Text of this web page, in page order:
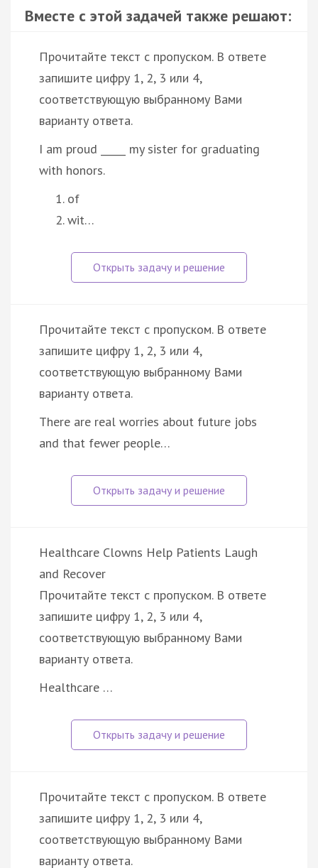
Вместе с этой задачей также решают:
Прочитайте текст с пропуском. В ответе
запишите цифру 1, 2, 3 или 4,
соответствующую выбранному Вами
варианту ответа.
I am proud _____ my sister for graduating
with honors.
of
wit…
Прочитайте текст с пропуском. В ответе
запишите цифру 1, 2, 3 или 4,
соответствующую выбранному Вами
варианту ответа.
There are real worries about future jobs
and that fewer people…
Healthcare Clowns Help Patients Laugh
and Recover
Прочитайте текст с пропуском. В ответе
запишите цифру 1, 2, 3 или 4,
соответствующую выбранному Вами
варианту ответа.
Healthcare …
Прочитайте текст с пропуском. В ответе
запишите цифру 1, 2, 3 или 4,
соответствующую выбранному Вами
варианту ответа.